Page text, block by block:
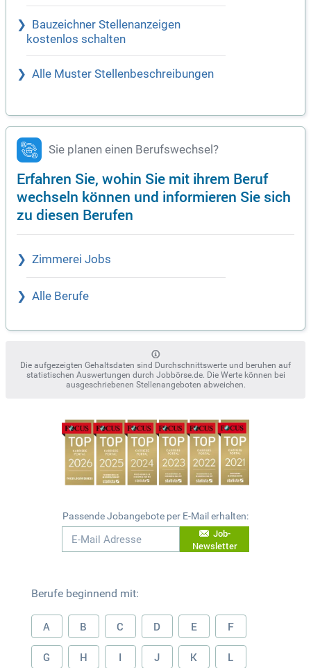
Bauzeichner Stellenanzeigen
kostenlos schalten
Alle Muster Stellenbeschreibungen
Sie planen einen Berufswechsel?
Erfahren Sie, wohin Sie mit ihrem Beruf
wechseln können und informieren Sie sich
zu diesen Berufen
Zimmerei Jobs
Alle Berufe
Die aufgezeigten Gehaltsdaten sind Durchschnittswerte und beruhen auf
statistischen Auswertungen durch Jobbörse.de. Die Werte können bei
ausgeschriebenen Stellenangeboten abweichen.
Passende Jobangebote per E-Mail erhalten:
Job-
Newsletter
Berufe beginnend mit:
A B C D E F
G H I J K L